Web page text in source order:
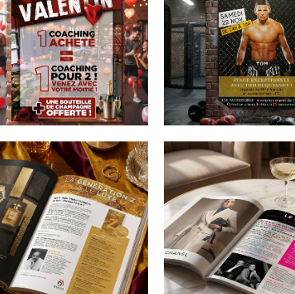
Réalisation sur
illustrator d'étiquettes
pour diffentes tailles de
sacs poubelles.
France
Réalisation du tout
nouveau site vitrine
pour une société
spécialisée dans
de la table et dédiée
KBOX
Atelier
sportif
Poster pour une offre
promotionnelle
KBOX
Atelier
sportif
Poster pour
communiquer sur un